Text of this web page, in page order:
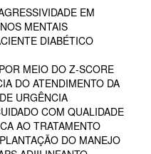
EM
MENTAIS
DIABÉTICO
MEIO DO Z-SCORE
DO ATENDIMENTO DA
URGÊNCIA
COM QUALIDADE
AO TRATAMENTO
DO MANEJO